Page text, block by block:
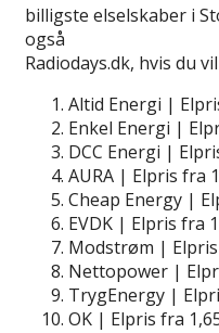
billigste elselskaber i
også
Radiodays.dk, hvis du
Altid Energi |
Enkel Energi |
DCC Energi |
AURA | Elpris fra
Cheap Energy |
EVDK | Elpris fra
Modstrøm |
Nettopower |
TrygEnergy |
OK | Elpris fra